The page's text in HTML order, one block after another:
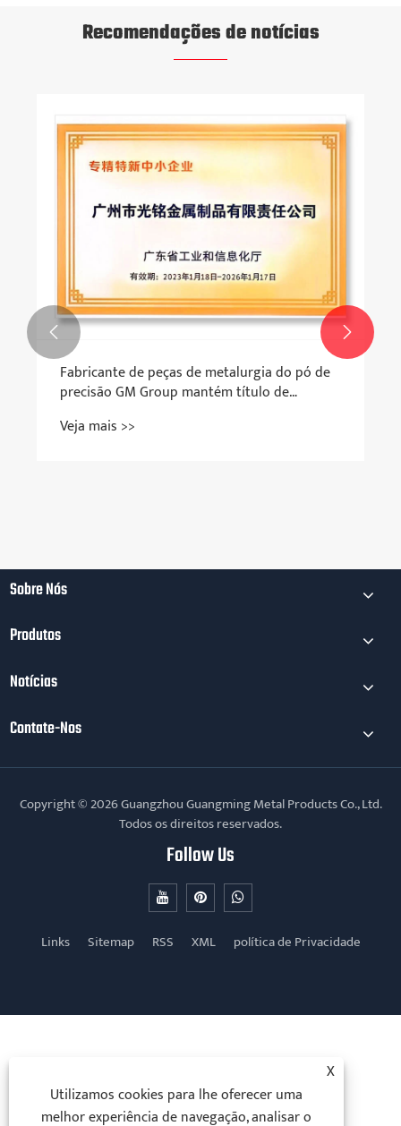
Recomendações de notícias
Fabricante de peças de metalurgia do pó de
precisão GM Group mantém título de
inovadora"
Veja mais >>
 
Sobre Nós
Produtos
Notícias
Contate-Nos
Copyright © 2026 Guangzhou Guangming Metal Products Co., Ltd.
Todos os direitos reservados.
Follow Us
Links Sitemap RSS XML política de Privacidade
X
Utilizamos cookies para lhe oferecer uma
melhor experiência de navegação, analisar o